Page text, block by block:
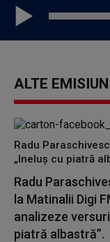
ALTE
Radu
„Ineluș cu piatră
Radu
la Matinalii Digi
analizeze
piatră albastră”.